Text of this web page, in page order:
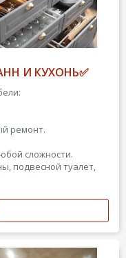
И КУХОНЬ✅
ремонт.
сложности.
подвесной туалет,